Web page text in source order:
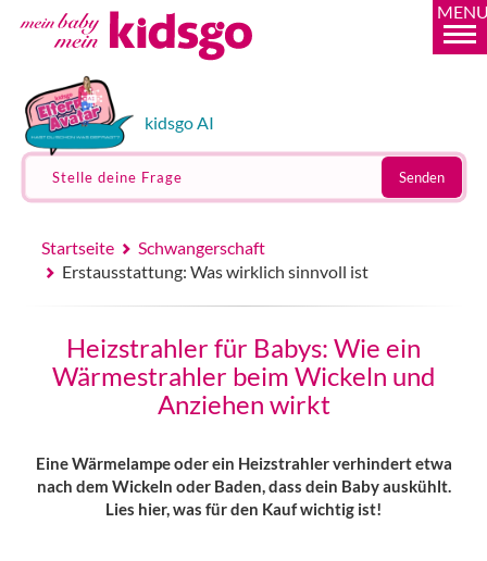
kidsgo AI
Stelle deine Frage Senden
Startseite
Schwangerschaft
Erstausstattung: Was wirklich sinnvoll ist
Heizstrahler für Babys: Wie ein
Wärmestrahler beim Wickeln und
Anziehen wirkt
Eine Wärmelampe oder ein Heizstrahler verhindert etwa
nach dem Wickeln oder Baden, dass dein Baby auskühlt.
Lies hier, was für den Kauf wichtig ist!